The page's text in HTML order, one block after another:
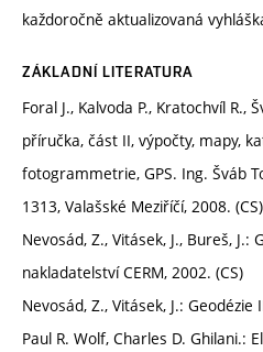
každoročně aktualizovaná
ZÁKLADNÍ LITERATURA
Foral J., Kalvoda P., Kratochvíl R.,
příručka, část II, výpočty, mapy,
fotogrammetrie, GPS. Ing. Šváb
1313, Valašské Meziříčí, 2008. (CS)
Nevosád, Z., Vitásek, J., Bureš, J.:
nakladatelství CERM, 2002. (CS)
Nevosád, Z., Vitásek, J.: Geodézie
Paul R. Wolf, Charles D. Ghilani.: